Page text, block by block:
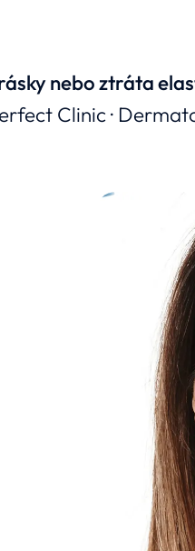
nebo ztráta
Clinic ·